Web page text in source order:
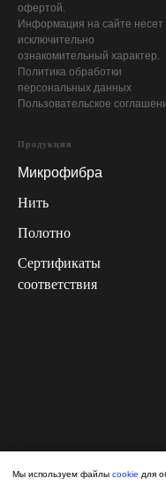
офертой.
Информация на сайте несет
исключительно
ознакомительный характер.
Политика обработки
персональных данных
Пользовательское
Продукция
Микрофибра
Нить
Полотно
Сертификаты
соответствия
Мы используем файлы cookie для